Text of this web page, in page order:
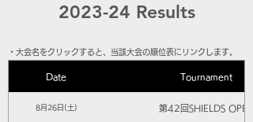
2023-24 Results
​・大会名をクリックすると、当該大会の順位表にリンクします。
Date Tournament
8月26日(土) 第42回SHIELDS OPEN